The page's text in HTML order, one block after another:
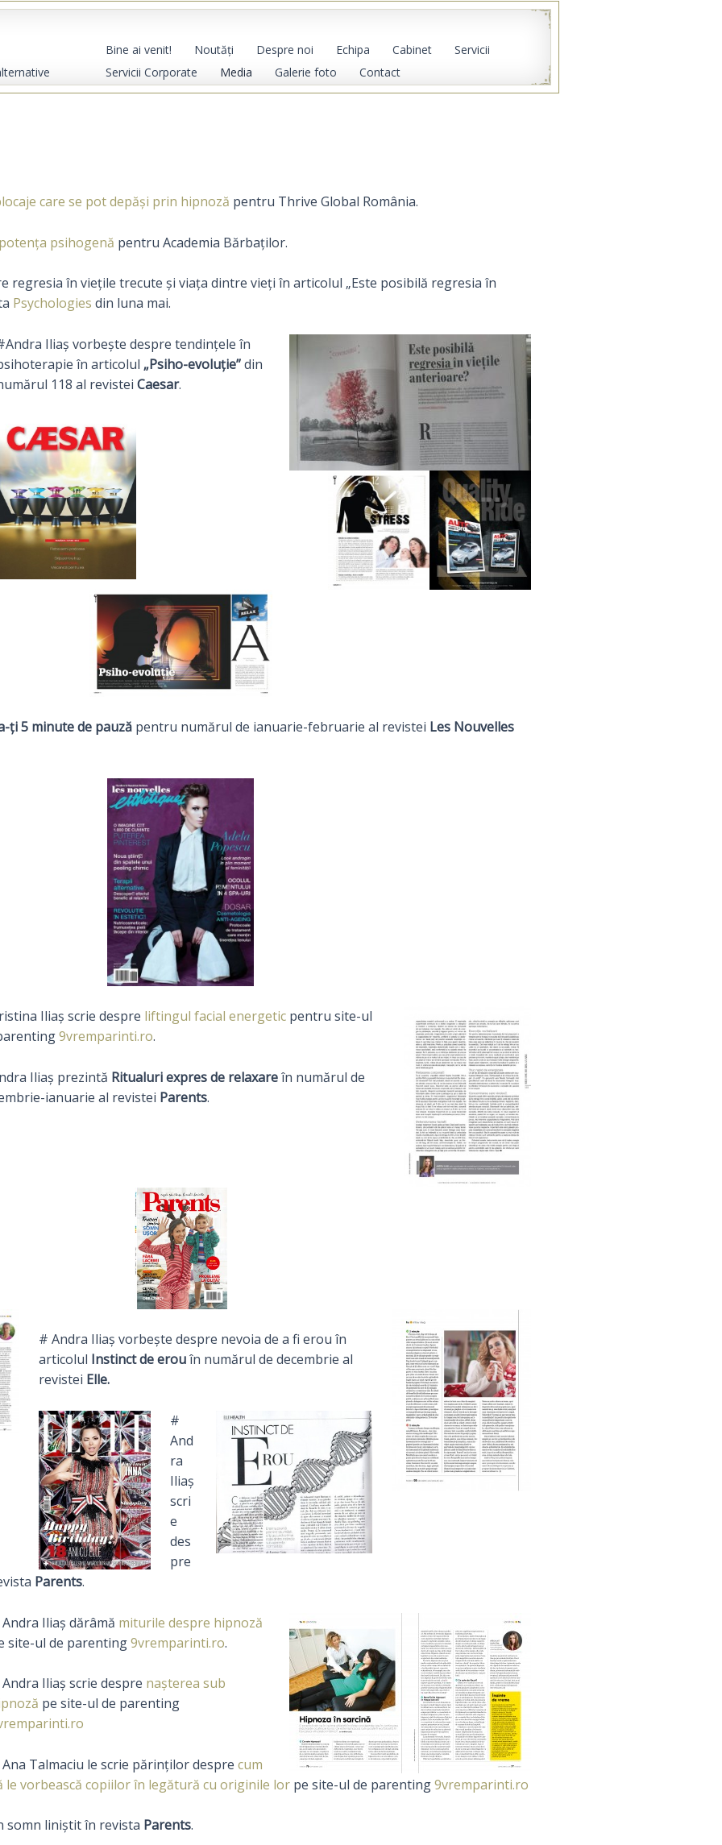
Bine ai venit! Noutăţi Despre noi Echipa Cabinet
Servicii
Servicii Corporate
Media Galerie foto Contact
care se pot depăși prin hipnoză pentru Thrive Global România.
psihogenă pentru Academia Bărbaților.
regresia în viețile trecute și viața dintre vieți în articolul „Este posibilă regresia în
Psychologies din luna mai.
Iliaș vorbește despre tendințele în
în articolul „Psiho-evoluție”din
118 al revistei Caesar.
ți 5 minute de pauză pentru numărul de ianuarie-februarie al revistei Les Nouvelles
Iliaș scrie despre liftingul facial energetic pentru site-ul
9vremparinti.ro.
Iliaș prezintă Ritualuri expres de relaxareîn numărul de
ianuarie al revistei Parents.
# Andra Iliaș vorbește despre nevoia de a fi erou în
articolul Instinct de erouîn numărul de decembrie al
revistei Elle.
#
And
ra
Iliaș
scri
e
des
pre
Parents.
Iliaș dărâmă miturile despre hipnoză
site-ul de parenting9vremparinti.ro.
Iliaș scrie despre nașterea sub
pe site-ul de parenting
Talmaciu le scrie părinţilor despre cum
le vorbească copiilor în legătură cu originile lor pe site-ul de parenting9vremparinti.ro
somn liniştit în revista Parents.